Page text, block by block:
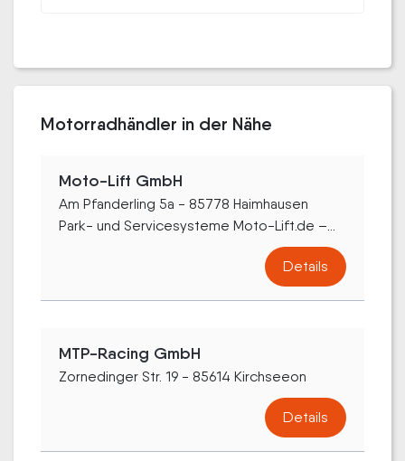
Motorradhändler in der Nähe
Moto-Lift GmbH
Am Pfanderling 5a - 85778 Haimhausen
Park- und Servicesysteme Moto-Lift.de –...
Details
MTP-Racing GmbH
Zornedinger Str. 19 - 85614 Kirchseeon
Details